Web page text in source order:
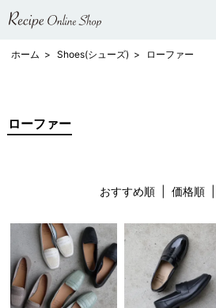
ホーム > Shoes(シューズ) > ローファー
ローファー
おすすめ順 | 価格順|